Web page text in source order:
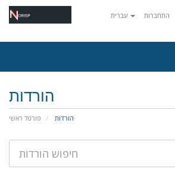
התחברות
הורדות
פורטל ראשי הורדות